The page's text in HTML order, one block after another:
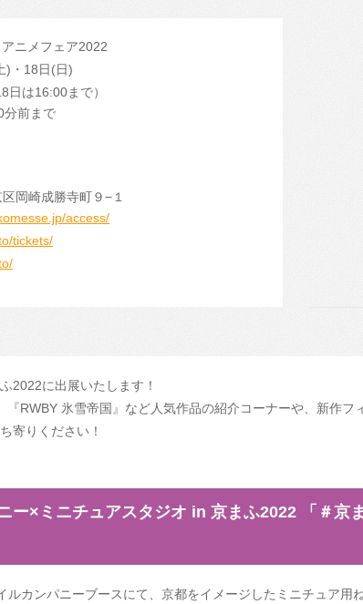
ニメフェア2022
)・18日(日)
日は16:00まで）
前まで
岡崎成勝寺町９−１
access/
tickets/
2022に出展いたします！
『RWBY 氷雪帝国』など人気作品の紹介コーナーや、新作フ
寄りください！
ー×ミニチュアスタジオ in 京まふ2022 「＃京
ルカンパニーブースにて、京都をイメージしたミニチュア用